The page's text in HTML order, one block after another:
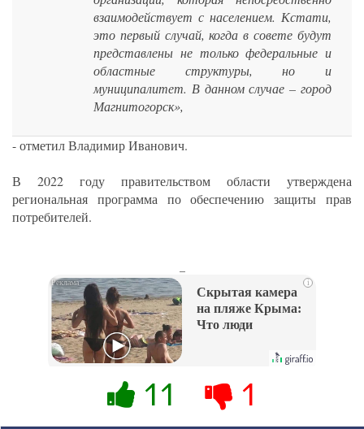
взаимодействует с населением. Кстати,
это первый случай, когда в совете будут
представлены не только федеральные и
областные структуры, но и
муниципалитет. В данном случае – город
Магнитогорск»,
- отметил Владимир Иванович.
В 2022 году правительством области утверждена
региональная программа по обеспечению защиты прав
потребителей.
i
Скрытая камера
на пляже Крыма:
Что люди
их не видят...
11 1